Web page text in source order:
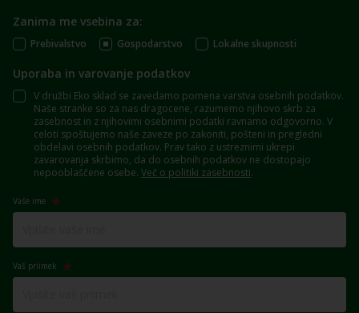
Zanima me vsebina za:
Prebivalstvo Gospodarstvo Lokalne skupnosti
Uporaba in varovanje podatkov
V družbi Eko sklad se zavedamo pomena varstva osebnih podatkov.
Naše stranke so za nas dragocene, razumemo njihovo skrb za
zasebnost in z njihovimi osebnimi podatki ravnamo odgovorno. V
celoti spoštujemo naše zaveze po zakoniti, pošteni in pregledni
obdelavi osebnih podatkov. Prav tako z ustreznimi ukrepi
zavarovanja skrbimo, da do osebnih podatkov ne dostopajo
nepooblaščene osebe. Več o politiki zasebnosti.
Vaše ime
Vaš priimek